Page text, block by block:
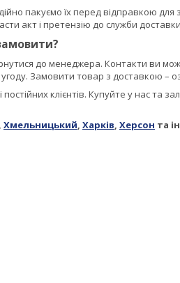
пакуємо їх перед відправкою для
акт і претензію до служби
до менеджера. Контакти ви
Замовити товар з доставкою –
клієнтів. Купуйте у нас та
, Хмельницький, Харків, Херсон та